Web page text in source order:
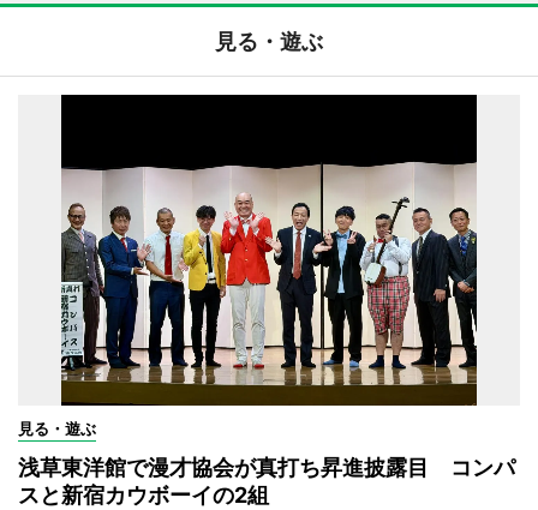
見る・遊ぶ
見る・遊ぶ
浅草東洋館で漫才協会が真打ち昇進披露目 コンパ
スと新宿カウボーイの2組